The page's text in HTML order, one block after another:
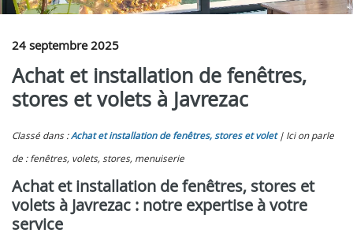
24 septembre 2025
Achat et installation de fenêtres,
stores et volets à Javrezac
Classé dans :Achat et installation de fenêtres, stores et volet
Ici on parle
de : fenêtres, volets, stores, menuiserie
Achat et installation de fenêtres, stores et
volets à Javrezac : notre expertise à votre
service